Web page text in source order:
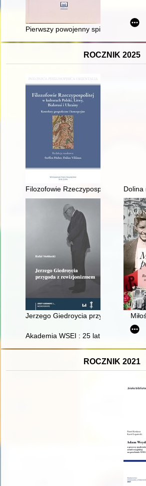
Pierwszy powojenny spis kościołów i
ROCZNIK 2025
Filozofowie Rzeczypospolitej wDolina
Jerzego Giedroycia przygoda z
Akademia WSEI : 25 lat
ROCZNIK 2021